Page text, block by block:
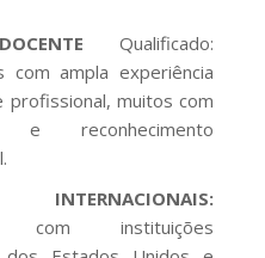
Qualificado:
com ampla experiência
profissional, muitos com
e reconhecimento
INTERNACIONAIS:
com instituições